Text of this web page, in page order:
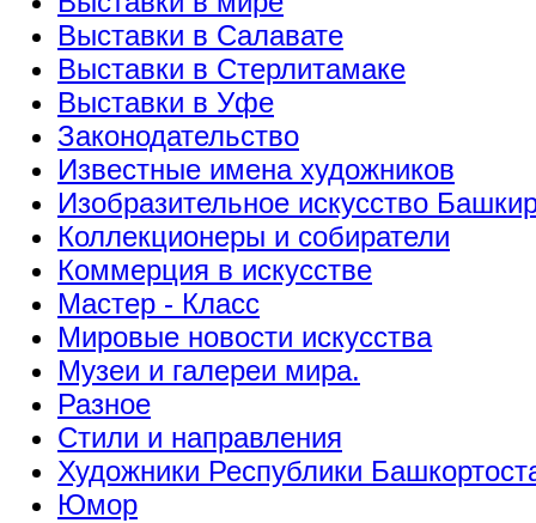
Выставки в Салавате
Выставки в Стерлитамаке
Выставки в Уфе
Законодательство
Известные имена художников
Изобразительное искусство
Коллекционеры и собиратели
Коммерция в искусстве
Мастер - Класс
Мировые новости искусства
Музеи и галереи мира.
Разное
Стили и направления
Художники Республики
Юмор